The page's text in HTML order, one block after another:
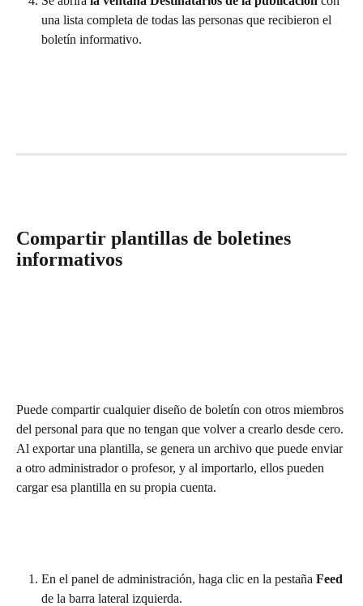
una lista completa de todas las personas que recibieron el
boletín informativo.
Compartir plantillas de boletines
informativos
Puede compartir cualquier diseño de boletín con otros miembros
del personal para que no tengan que volver a crearlo desde cero.
Al exportar una plantilla, se genera un archivo que puede enviar
a otro administrador o profesor, y al importarlo, ellos pueden
cargar esa plantilla en su propia cuenta.
En el panel de administración, haga clic en la pestaña Feed
de la barra lateral izquierda.